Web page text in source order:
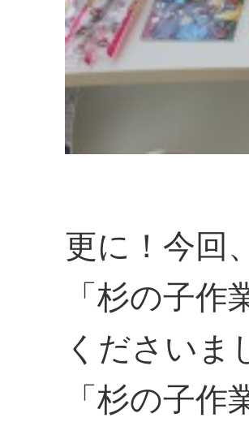
更に！今回
「杉の子
ください
「杉の子